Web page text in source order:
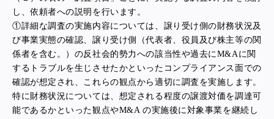
し、依頼者への説明を行います。
①詳細な調査の実施内容については、譲り受け側の財務状況及
び事業実態の確認、譲り受け側（代表者、役員及び株主等の関
係者を含む。）の反社会的勢力への該当性や過去にM&Aに関
するトラブルを生じさせたかといったコンプライアンス面での
確認が想定され、これらの観点から適切に調査を実施します。
特に財務状況については、想定される程度の譲渡対価を調達可
能であるかといった観点やM&A の実施後に対象事業を継続し